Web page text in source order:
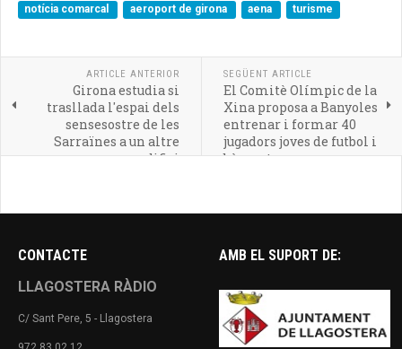
notícia comarcal aeroport de girona aena turisme
ARTICLE ANTERIOR
Girona estudia si
trasllada l'espai dels
sensesostre de les
Sarraïnes a un altre
edifici
SEGÜENT ARTICLE
El Comitè Olímpic de la
Xina proposa a Banyoles
entrenar i formar 40
jugadors joves de futbol i
bàsquet
CONTACTE
LLAGOSTERA RÀDIO
C/ Sant Pere, 5 - Llagostera
AMB EL SUPORT DE: